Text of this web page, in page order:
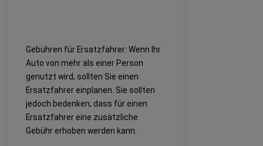
Gebühren für Ersatzfahrer: Wenn Ihr
Auto von mehr als einer Person
genutzt wird, sollten Sie einen
Ersatzfahrer einplanen. Sie sollten
jedoch bedenken, dass für einen
Ersatzfahrer eine zusätzliche
Gebühr erhoben werden kann.